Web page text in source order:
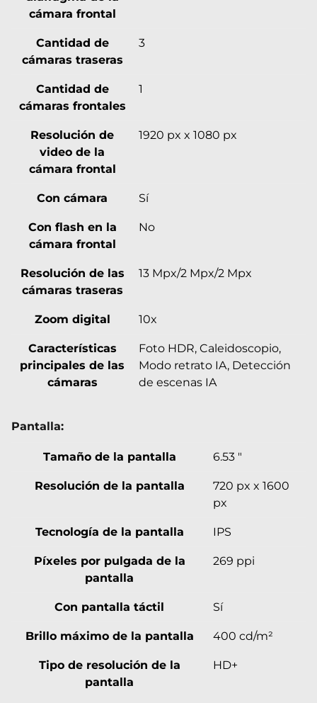
cámara frontal
Cantidad de
cámaras traseras
3
Cantidad de
cámaras frontales
1
Resolución de
video de la
cámara frontal
1920 px x 1080 px
Con cámara Sí
Con flash en la
cámara frontal
No
Resolución de las
cámaras traseras
13 Mpx/2 Mpx/2 Mpx
Zoom digital 10x
Características
principales de las
cámaras
Foto HDR, Caleidoscopio,
Modo retrato IA, Detección
de escenas IA
Pantalla:
Tamaño de la pantalla 6.53 "
Resolución de la pantalla
720 px x 1600
px
Tecnología de la pantalla IPS
Píxeles por pulgada de la
pantalla
269 ppi
Con pantalla táctil Sí
Brillo máximo de la pantalla 400 cd/m²
Tipo de resolución de la
pantalla
HD+